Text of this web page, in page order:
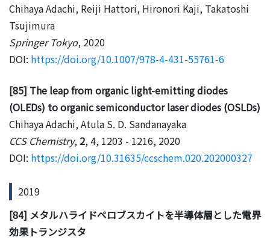
Chihaya Adachi, Reiji Hattori, Hironori Kaji, Takatoshi
Tsujimura
Springer Tokyo, 2020
DOI: https://doi.org/10.1007/978-4-431-55761-6
[85] The leap from organic light-emitting diodes
(OLEDs) to organic semiconductor laser diodes (OSLDs)
Chihaya Adachi, Atula S. D. Sandanayaka
CCS Chemistry, 2, 4, 1203 - 1216, 2020
DOI: https://doi.org/10.31635/ccschem.020.202000327
2019
[84] メタルハライドペロブスカイトを半導体層とした電界
効果トランジスタ